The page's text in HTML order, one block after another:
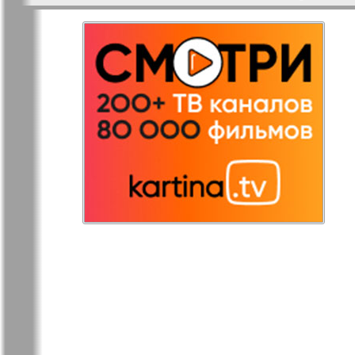
Остров там и тут
Ost-West
Panorama
Переселенец Подруга
Районка-Nord-Ost-
Районка-